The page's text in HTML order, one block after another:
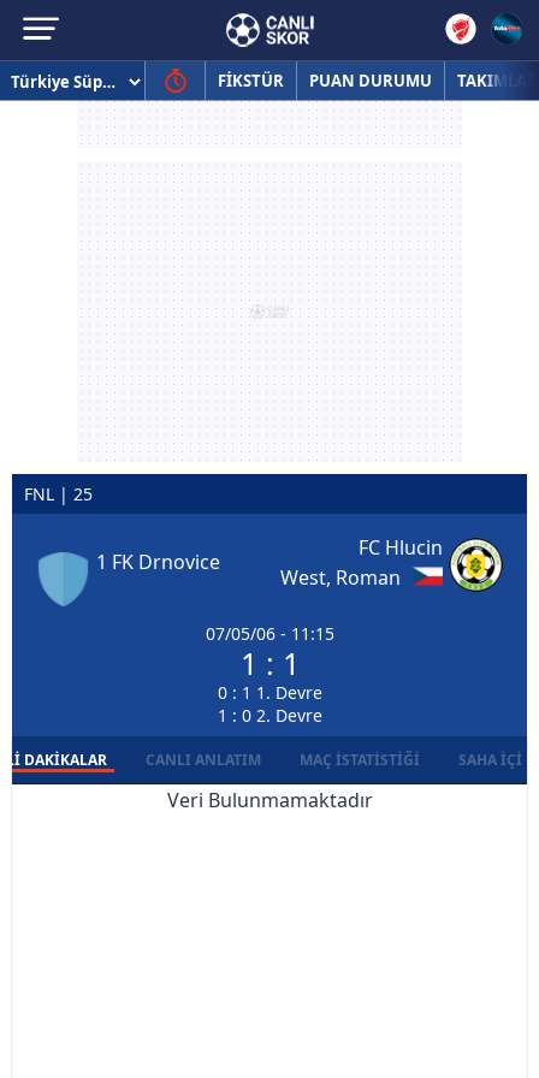
FİKSTÜR PUAN DURUMU TAKIMLAR
FNL | 25
1 FK Drnovice
07/05/06 - 11:15
1 : 1
0 : 1 1. Devre
1 : 0 2. Devre
FC Hlucin
West, Roman
DAKIKALAR CANLI ANLATIM MAÇ İSTATISTIĞI SAHA İÇI
Veri Bulunmamaktadır